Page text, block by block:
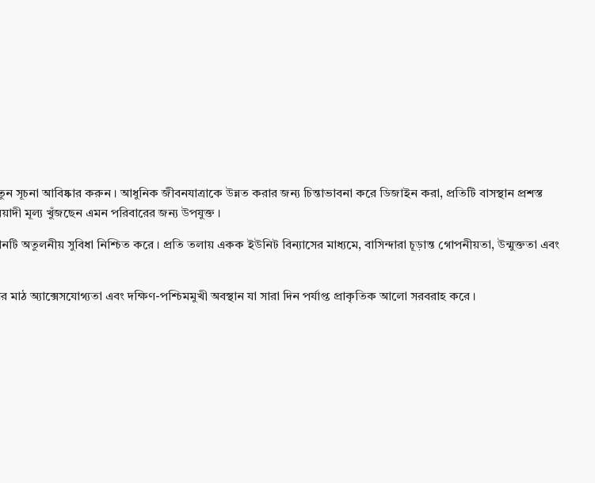
আবিষ্কার করুন। আধুনিক জীবনযাত্রাকে উন্নত করার জন্য চিন্তাভাবনা করে ডিজাইন করা, প্রতিটি বাসস্থান প্রশস্ত
মূল্য খুঁজছেন এমন পরিবারের জন্য উপযুক্ত।
অতুলনীয় সুবিধা নিশ্চিত করে। প্রতি তলায় একক ইউনিট বিন্যাসের মাধ্যমে, বাসিন্দারা চূড়ান্ত গোপনীয়তা, উন্মুক্ততা এবং
অ্যাক্সেসযোগ্যতা এবং দক্ষিণ-পশ্চিমমুখী অবস্থান যা সারা দিন পর্যাপ্ত প্রাকৃতিক আলো সরবরাহ করে।